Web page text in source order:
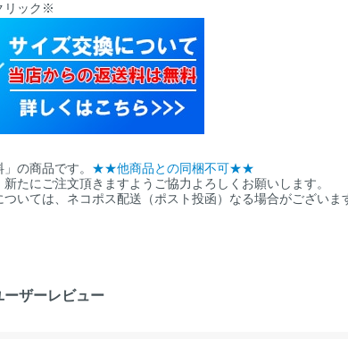
リック※
の商品です。 ★★他商品との同梱不可★★
たにご注文頂きますようご協力よろしくお願いします。
いては、ネコポス配送（ポスト投函）なる場合がございま
ーザーレビュー